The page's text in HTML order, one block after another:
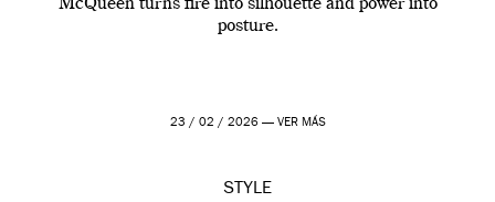
McQueen turns fire into silhouette and power into
posture.
23 / 02 / 2026 — VER MÁS
STYLE